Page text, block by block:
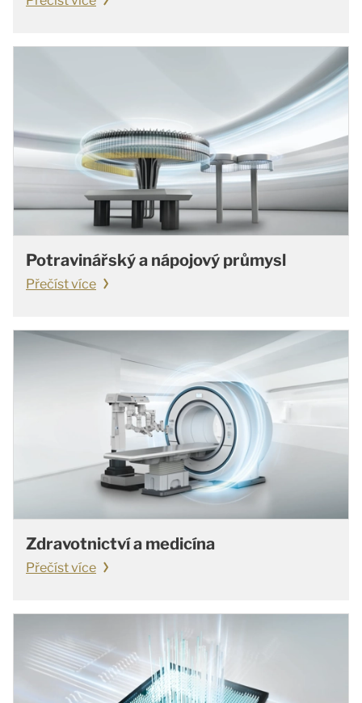
Potravinářský a nápojový průmysl
Přečíst více
Zdravotnictví a medicína
Přečíst více